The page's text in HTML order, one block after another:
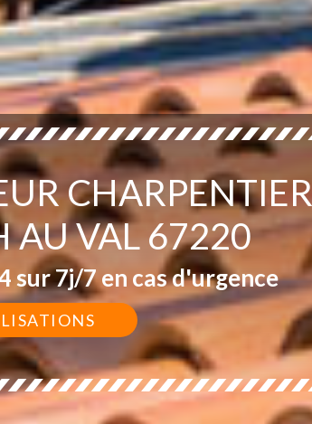
CHARPENTIER
AU VAL 67220
sur 7j/7 en cas d'urgence